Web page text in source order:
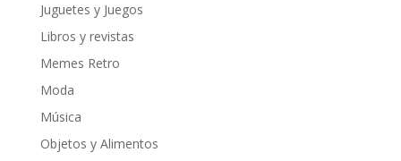
Juguetes y Juegos
Libros y revistas
Memes Retro
Moda
Música
Objetos y Alimentos